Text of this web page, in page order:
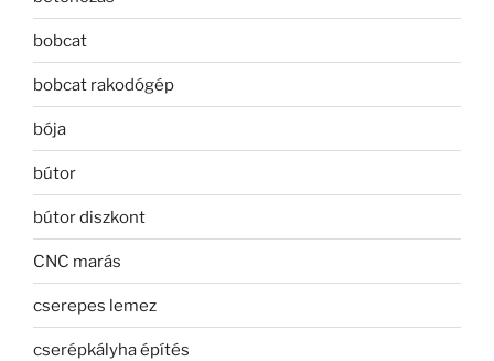
bobcat
bobcat rakodógép
bója
bútor
bútor diszkont
CNC marás
cserepes lemez
cserépkályha építés